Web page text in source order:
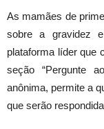
As mamães de
sobre a gravidez
plataforma líder que
seção “Pergunte
anônima, permite a
que serão